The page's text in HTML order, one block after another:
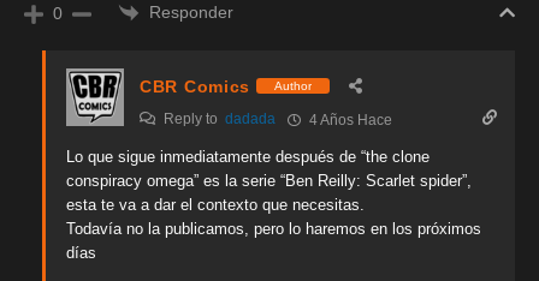
0 Responder
CBR Comics Author
Reply to dadada 4 Años Hace
Lo que sigue inmediatamente después de “the clone
conspiracy omega” es la serie “Ben Reilly: Scarlet spider”,
esta te va a dar el contexto que necesitas.
Todavía no la publicamos, pero lo haremos en los próximos
días